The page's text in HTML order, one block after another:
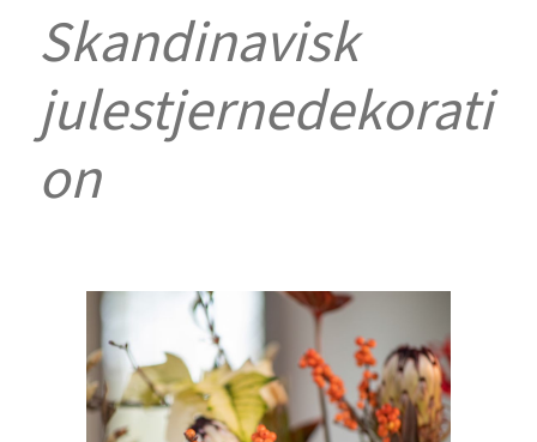
Skandinavisk
julestjernedekorati
on